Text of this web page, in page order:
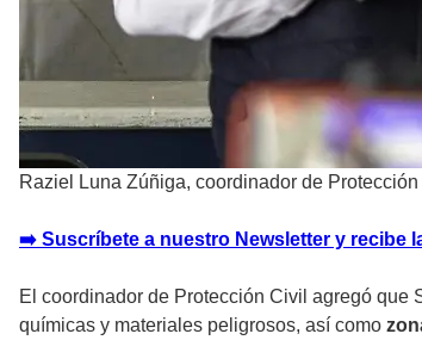
Raziel Luna Zúñiga, coordinador de
➡️ Suscríbete a nuestro Newsletter y recibe
El coordinador de Protección Civil agregó que
químicas y materiales peligrosos, así como